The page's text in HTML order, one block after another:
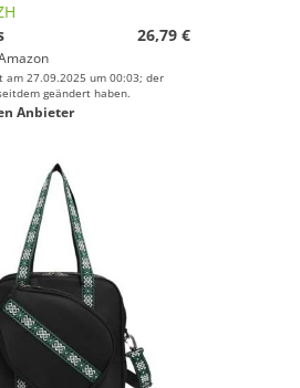
26,79 €
27.09.2025 um 00:03; der
geändert haben.
Anbieter